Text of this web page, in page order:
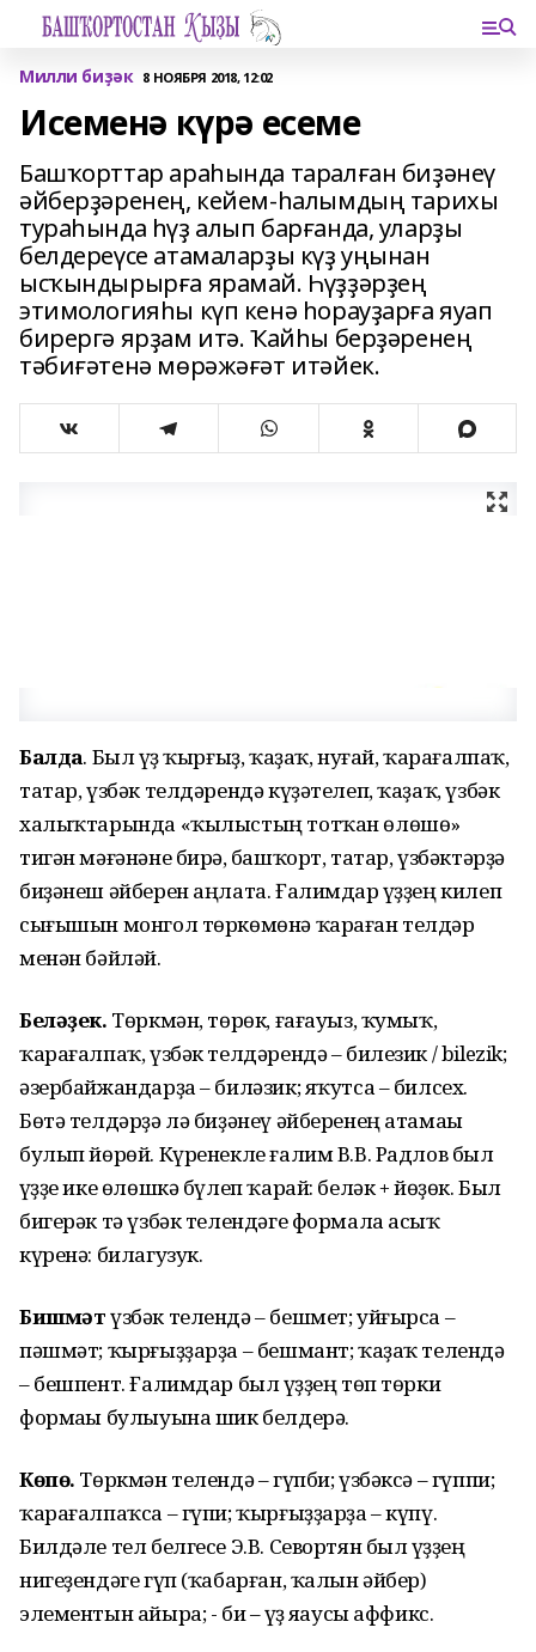
Милли биҙәк 8 НОЯБРЯ 2018, 12:02
Исеменә күрә есеме
Башҡорттар араһында таралған биҙәнеү
әйберҙәренең, кейем-һалымдың тарихы
тураһында һүҙ алып барғанда, уларҙы
белдереүсе атамаларҙы күҙ уңынан
ысҡындырырға ярамай. Һүҙҙәрҙең
этимологияһы күп кенә һорауҙарға яуап
бирергә ярҙам итә. Ҡайһы берҙәренең
тәбиғәтенә мөрәжәғәт итәйек.
Балдаҡ. Был һүҙ ҡырғыҙ, ҡаҙаҡ, нуғай, ҡарағалпаҡ,
татар, үзбәк телдәрендә күҙәтелеп, ҡаҙаҡ, үзбәк
халыҡтарында «ҡылыстың тотҡан өлөшө»
тигән мәғәнәне бирһә, башҡорт, татар, үзбәктәрҙә
биҙәнеш әйберен аңлата. Ғалимдар һүҙҙең килеп
сығышын монгол төркөмөнә ҡараған телдәр
менән бәйләй.
Беләҙек. Төркмән, төрөк, ғағауыз, ҡумыҡ,
ҡарағалпаҡ, үзбәк телдәрендә – билезик / bilezik;
әзербайжандарҙа – биләзик; яҡутса – билсех.
Бөтә телдәрҙә лә биҙәнеү әйберенең атамаһы
булып йөрөй. Күренекле ғалим В.В. Радлов был
һүҙҙе ике өлөшкә бүлеп ҡарай: беләк + йөҙөк. Был
бигерәк тә үзбәк телендәге формала асыҡ
күренә: билагузук.
Бишмәтүзбәк телендә – бешмет; уйғырса –
пәшмәт; ҡырғыҙҙарҙа – бешмант; ҡаҙаҡ телендә
– бешпент. Ғалимдар был һүҙҙең төп төрки
формаһы булыуына шик белдерә.
Көпө. Төркмән телендә – гүпби; үзбәксә – гүппи;
ҡарағалпаҡса – гүпи; ҡырғыҙҙарҙа – күпү.
Билдәле тел белгесе Э.В. Севортян был һүҙҙең
нигеҙендәге гүп (ҡабарған, ҡалын әйбер)
элементын айыра; - би – һүҙ яһаусы аффикс.